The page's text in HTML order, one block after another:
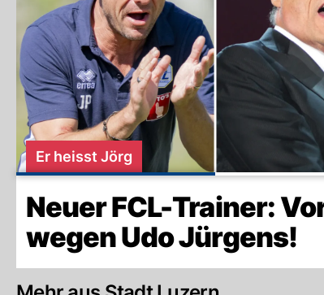
Er heisst Jörg
Neuer FCL-Trainer:
wegen Udo Jürgens!